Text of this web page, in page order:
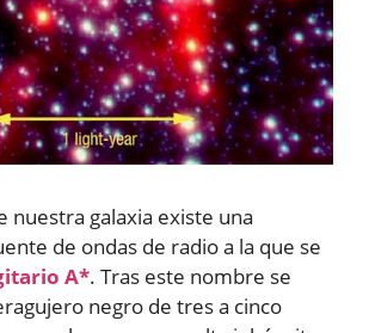
nuestra galaxia existe una
de ondas de radio a la que se
A*. Tras este nombre se
negro de tres a cinco